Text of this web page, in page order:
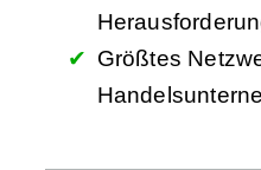
Größtes